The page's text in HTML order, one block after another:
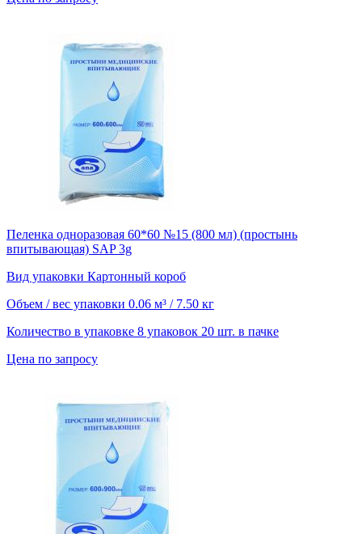
Пеленка одноразовая 60*60 №15 (800 мл) (простынь
впитывающая) SAP 3g
Вид упаковки Картонный короб
Объем / вес упаковки 0.06 м³ / 7.50 кг
Количество в упаковке 8 упаковок 20 шт. в пачке
Цена по запросу